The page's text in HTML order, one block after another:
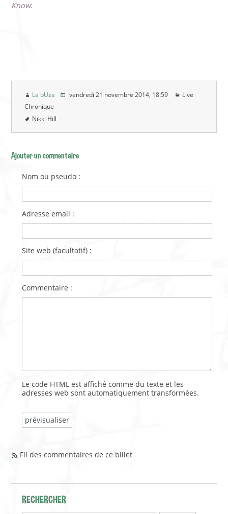
Know:
La bUze vendredi 21 novembre 2014 , 18:59
Live
Chronique
Nikki Hill
Ajouter un commentaire
Nom ou pseudo :
Adresse email :
Site web (facultatif) :
Commentaire :
Le code HTML est affiché comme du texte et les
adresses web sont automatiquement transformées.
Fil des commentaires de ce billet
RECHERCHER